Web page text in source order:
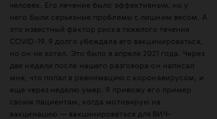
человек. Его лечение было эффективным, но у
него были серьезные проблемы с лишним весом. А
это известный фактор риска тяжелого течения
COVID-19. Я долго убеждала его вакцинироваться,
но он не хотел. Это было в апреле 2021 года. Через
две недели после нашего разговора он написал
мне, что попал в реанимацию с коронавирусом, и
еще через неделю умер. Я привожу его пример
своим пациентам, когда мотивирую на
вакцинацию — вакцинироваться для ВИЧ-